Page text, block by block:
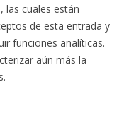
las cuales están
de esta entrada y
funciones analíticas.
aún más la